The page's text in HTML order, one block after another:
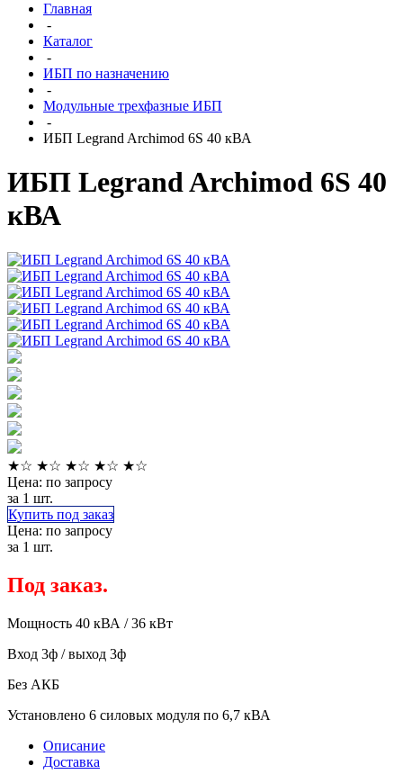
Главная
-
Каталог
-
ИБП по назначению
-
Модульные трехфазные ИБП
-
ИБП Legrand Archimod 6S 40 кВА
ИБП Legrand Archimod 6S 40
кВА
★☆ ★☆ ★☆ ★☆ ★☆
Цена: по запросу
за 1 шт.
Купить под заказ
Цена: по запросу
за 1 шт.
Под заказ.
Мощность 40 кВА / 36 кВт
Вход 3ф / выход 3ф
Без АКБ
Установлено 6 силовых модуля по 6,7 кВА
Описание
Доставка